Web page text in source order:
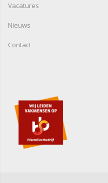
Vacatures
Nieuws
Contact